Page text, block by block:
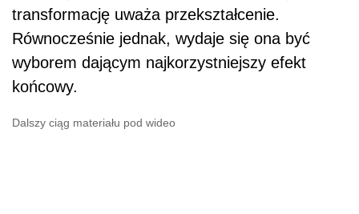
transformację uważa przekształcenie.
Równocześnie jednak, wydaje się ona być
wyborem dającym najkorzystniejszy efekt
końcowy.
Dalszy ciąg materiału pod wideo